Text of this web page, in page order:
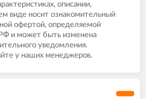
описании,
виде носит ознакомительный
офертой, определяемой
и может быть изменена
уведомления.
у наших менеджеров.